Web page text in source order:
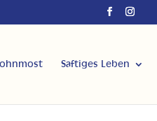
Saftiges Leben